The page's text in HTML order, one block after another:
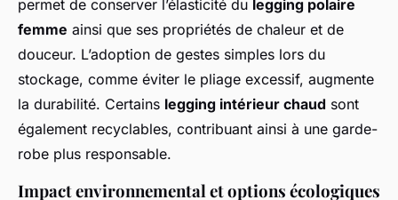
permet de conserver l’élasticité du legging polaire
femme ainsi que ses propriétés de chaleur et de
douceur. L’adoption de gestes simples lors du
stockage, comme éviter le pliage excessif, augmente
la durabilité. Certains legging intérieur chaud sont
également recyclables, contribuant ainsi à une garde-
robe plus responsable.
Impact environnemental et options écologiques